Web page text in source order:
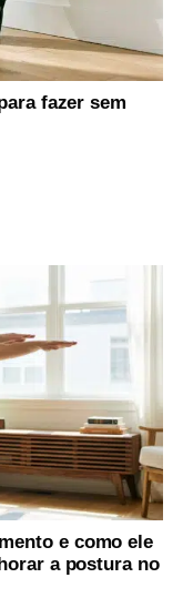
fazer sem
e como ele
a postura no